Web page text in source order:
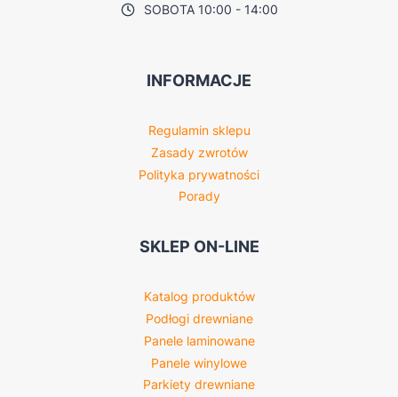
SOBOTA 10:00 - 14:00
INFORMACJE
Regulamin sklepu
Zasady zwrotów
Polityka prywatności
Porady
SKLEP ON-LINE
Katalog produktów
Podłogi drewniane
Panele laminowane
Panele winylowe
Parkiety drewniane